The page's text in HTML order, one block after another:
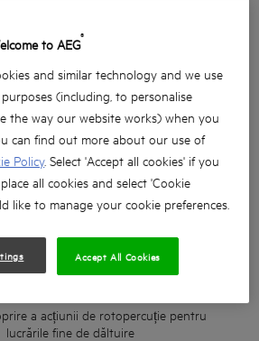
puternic de 800 wați
a acțiunii de rotopercuție pentru
lucrările fine de dăltuire
to AEG®
and similar technology and we use
(including, to personalise
the way our website works) when you
can find out more about our use of
Policy. Select 'Accept all cookies' if you
all cookies and select 'Cookie
like to manage your cookie preferences.
Accept All Cookies